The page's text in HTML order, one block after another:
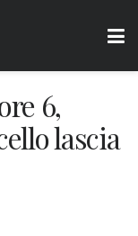
6,
lascia